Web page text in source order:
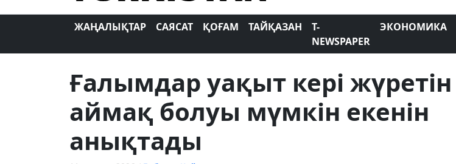
ЖАҢАЛЫҚТАР САЯСАТ ҚОҒАМ ТАЙҚАЗАН
T-
NEWSPAPER
ЭКОНОМИКА
Ғалымдар уақыт кері жүретін
аймақ болуы мүмкін екенін
анықтады